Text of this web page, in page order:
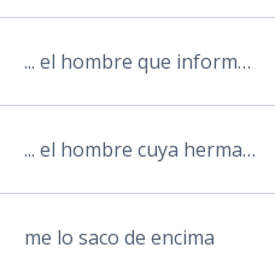
... el hombre que informó del problema
... el hombre cuya hermana trabaja para el presidente
me lo saco de encima